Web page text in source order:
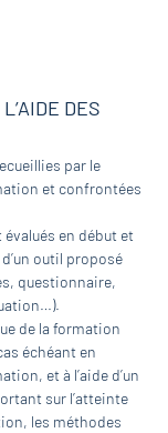
DES
par le
et confrontées
évalués en début et
outil proposé
questionnaire,
de la formation
échéant en
et à l’aide d’un
sur l’atteinte
les méthodes